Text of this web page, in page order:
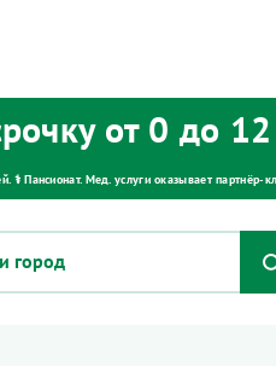
от 0 до
⚕ Пансионат. Мед. услуги оказывает